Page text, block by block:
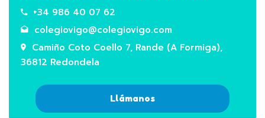
+34 986 40 07 62
colegiovigo@colegiovigo.com
Camiño Coto Coello 7, Rande (A Formiga),
36812 Redondela
Llámanos